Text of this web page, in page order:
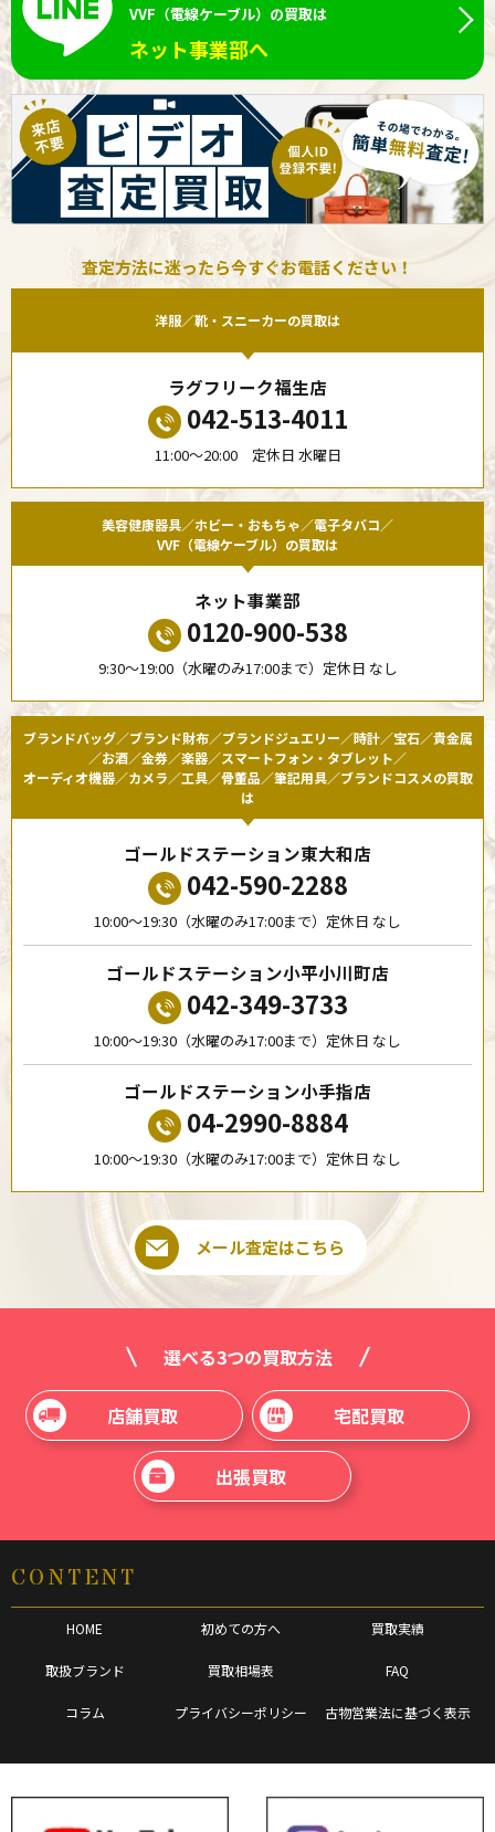
VVF（電線ケーブル）の買取は
ネット事業部へ
査定方法に迷ったら今すぐお電話ください！
洋服／靴・スニーカーの買取は
ラグフリーク福生店
042-513-4011
11:00〜20:00 定休日 水曜日
美容健康器具／ホビー・おもちゃ／電子タバコ／
VVF（電線ケーブル）の買取は
ネット事業部
0120-900-538
9:30〜19:00（水曜のみ17:00まで）定休日 なし
ブランドバッグ／ブランド財布／ブランドジュエリー／時計／宝石／貴金属
／お酒／金券／楽器／スマートフォン・タブレット／
オーディオ機器／カメラ／工具／骨董品／筆記用具／ブランドコスメの買取
は
ゴールドステーション東大和店
042-590-2288
10:00〜19:30（水曜のみ17:00まで）定休日 なし
ゴールドステーション小平小川町店
042-349-3733
10:00〜19:30（水曜のみ17:00まで）定休日 なし
ゴールドステーション小手指店
04-2990-8884
10:00〜19:30（水曜のみ17:00まで）定休日 なし
メール査定はこちら
選べる3つの買取方法
店舗買取 宅配買取
出張買取
CONTENT
HOME 初めての方へ 買取実績
取扱ブランド 買取相場表 FAQ
コラム プライバシーポリシー 古物営業法に基づく表示